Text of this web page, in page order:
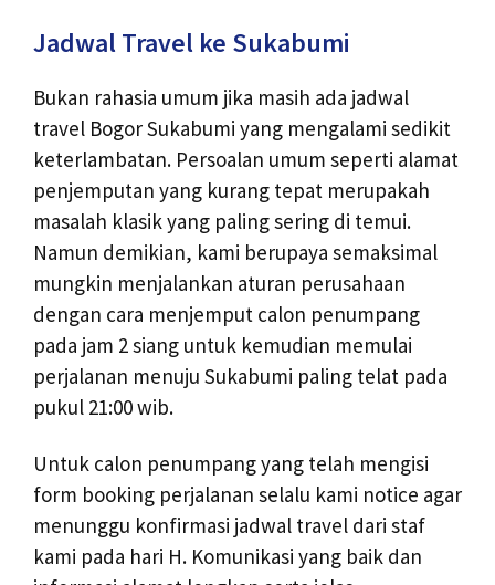
Jadwal Travel ke Sukabumi
Bukan rahasia umum jika masih ada jadwal
travel Bogor Sukabumi yang mengalami sedikit
keterlambatan. Persoalan umum seperti alamat
penjemputan yang kurang tepat merupakah
masalah klasik yang paling sering di temui.
Namun demikian, kami berupaya semaksimal
mungkin menjalankan aturan perusahaan
dengan cara menjemput calon penumpang
pada jam 2 siang untuk kemudian memulai
perjalanan menuju Sukabumi paling telat pada
pukul 21:00 wib.
Untuk calon penumpang yang telah mengisi
form booking perjalanan selalu kami notice agar
menunggu konfirmasi jadwal travel dari staf
kami pada hari H. Komunikasi yang baik dan